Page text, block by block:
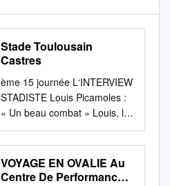
Stade Toulousain
Castres
ème 15 journée L‘INTERVIEW
STADISTE Louis Picamoles :
« Un beau combat » Louis, le
Stade a montré à Agen deux
visages radicalement
différents d’une mi-temps à
l’autre ? On rentre bien dans
VOYAGE EN OVALIE Au
Centre De Performance